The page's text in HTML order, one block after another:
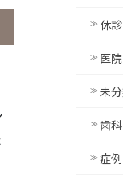
休
医
未
歯
症